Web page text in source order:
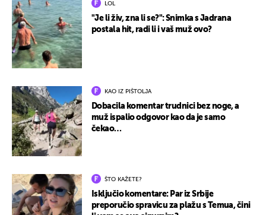
LOL
"Je li živ, zna li se?": Snimka s Jadrana
postala hit, radi li i vaš muž ovo?
KAO IZ PIŠTOLJA
Dobacila komentar trudnici bez noge, a
muž ispalio odgovor kao da je samo
čekao…
ŠTO KAŽETE?
Isključio komentare: Par iz Srbije
preporučio spravicu za plažu s Temua, čini